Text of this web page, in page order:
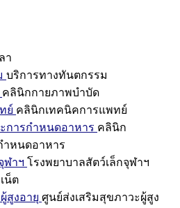
า
บริการทางทันตกรรม
คลินิกกายภาพบำบัด
ย์ คลินิกเทคนิคการแพทย์
การกำหนดอาหาร คลินิก
ำหนดอาหาร
ฬาฯ โรงพยาบาลสัตว์เล็กจุฬาฯ
น็ต
สูงอายุ ศูนย์ส่งเสริมสุขภาวะผู้สูง